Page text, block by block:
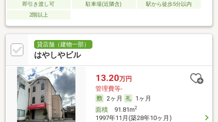
即引き渡し可 駐車場(近隣含)
駅から徒歩5分以内
2階以上
貸店舗（建物一部）
はやしやビル
13.20万円
管理費等-
2ヶ月
1ヶ月
面積91.81m2
1997年11月(築28年10ヶ月)